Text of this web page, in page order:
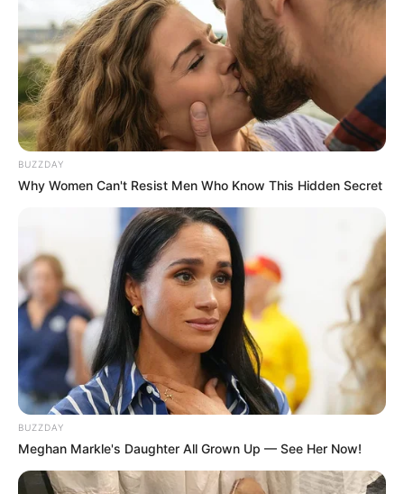
Pronostics Quinté+ de la presse PMU du
PRIX BRUNO COQUATRIX
Aisne Nouvelle : 16 – 13 – 14 – 10 – 2 – 6 – 9 – 12
Bilto : 1 – 11 – 16 – 14 – 10 – 13 – 9 – 2
Centre Presse Poitiers : 16 – 12 – 13 – 6 – 11 – 14 – 8 – 9
Europe 1 : 11 – 16 – 12 – 13 – 14 – 1 – 6 – 2
L’Echo du Centre : 14 – 16 – 13 – 11 – 6 – 1 – 15 – 2
BUZZDAY
Why Women Can't Resist Men Who Know This Hidden Secret
BUZZDAY
Meghan Markle's Daughter All Grown Up — See Her Now!